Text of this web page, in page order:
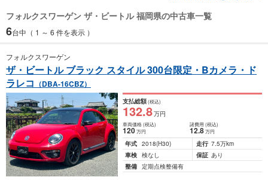
フォルクスワーゲン ザ・ビートル 福岡県の中古車一覧
6台中（ 1 ～ 6 件を表示 ）
フォルクスワーゲン
ザ・ビートル ブラック スタイル 300台限定・Bカメラ・ド
ラレコ （DBA-16CBZ）
支払総額(税込)
132.8万円
車両価格(税込)
120万円
諸費用 (税込)
12.8 万円
年式 2018(H30) 走行 7.5万km
車検 検なし 保証 あり
整備 定期点検整備有